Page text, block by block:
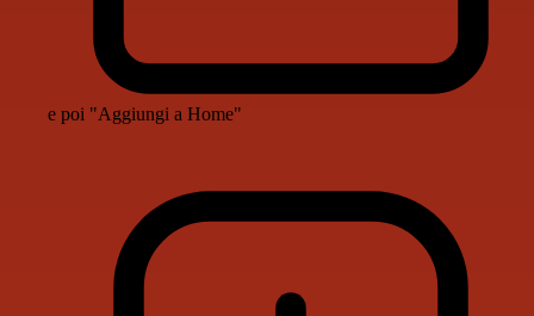
e poi "Aggiungi a Home"